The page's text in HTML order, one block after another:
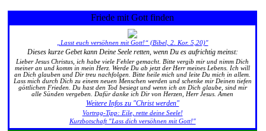
Friede mit Gott finden
„Lasst euch versöhnen mit Gott!“ (Bibel, 2. Kor. 5,20)"
Dieses kurze Gebet kann Deine Seele retten, wenn Du es aufrichtig meinst:
Lieber Jesus Christus, ich habe viele Fehler gemacht. Bitte vergib mir und nimm Dich
meiner an und komm in mein Herz. Werde Du ab jetzt der Herr meines Lebens. Ich will
an Dich glauben und Dir treu nachfolgen. Bitte heile mich und leite Du mich in allem.
Lass mich durch Dich zu einem neuen Menschen werden und schenke mir Deinen tiefen
göttlichen Frieden. Du hast den Tod besiegt und wenn ich an Dich glaube, sind mir
alle Sünden vergeben. Dafür danke ich Dir von Herzen, Herr Jesus. Amen
Weitere Infos zu "Christ werden"
Vortrag-Tipp: Eile, rette deine Seele!
Kurzbotschaft "Lass dich versöhnen mit Gott!"